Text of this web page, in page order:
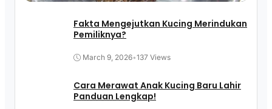
Fakta Mengejutkan Kucing Merindukan
Pemiliknya?
March 9, 2026•137 Views
Cara Merawat Anak Kucing Baru Lahir
Panduan Lengkap!